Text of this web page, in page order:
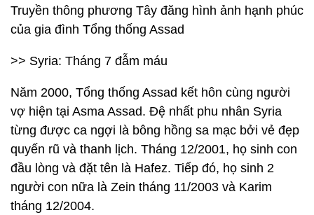
Truyền thông phương Tây đăng hình ảnh hạnh phúc
của gia đình Tổng thống Assad
>> Syria: Tháng 7 đẫm máu
Năm 2000, Tổng thống Assad kết hôn cùng người
vợ hiện tại Asma Assad. Đệ nhất phu nhân Syria
từng được ca ngợi là bông hồng sa mạc bởi vẻ đẹp
quyến rũ và thanh lịch. Tháng 12/2001, họ sinh con
đầu lòng và đặt tên là Hafez. Tiếp đó, họ sinh 2
người con nữa là Zein tháng 11/2003 và Karim
tháng 12/2004.